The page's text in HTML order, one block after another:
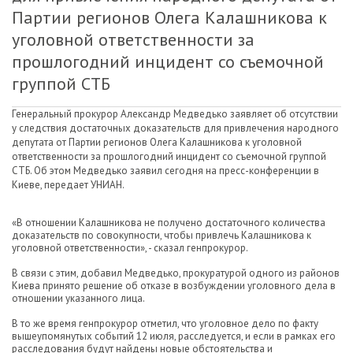
Партии регионов Олега Калашникова к
уголовной ответственности за
прошлогодний инцидент со съемочной
группой СТБ
Генеральный прокурор Александр Медведько заявляет об отсутствии
у следствия достаточных доказательств для привлечения народного
депутата от Партии регионов Олега Калашникова к уголовной
ответственности за прошлогодний инцидент со съемочной группой
СТБ. Об этом Медведько заявил сегодня на пресс-конференции в
Киеве, передает УНИАН.
«В отношении Калашникова не получено достаточного количества
доказательств по совокупности, чтобы привлечь Калашникова к
уголовной ответственности», - сказал генпрокурор.
В связи с этим, добавил Медведько, прокуратурой одного из районов
Киева принято решение об отказе в возбуждении уголовного дела в
отношении указанного лица.
В то же время генпрокурор отметил, что уголовное дело по факту
вышеупомянутых событий 12 июля, расследуется, и если в рамках его
расследования будут найдены новые обстоятельства и